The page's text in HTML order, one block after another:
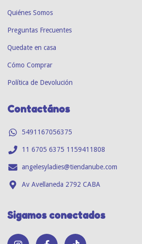
Quiénes Somos
Preguntas Frecuentes
Quedate en casa
Cómo Comprar
Política de Devolución
Contactános
5491167056375
11 6705 6375 1159411808
angelesyladies@tiendanube.com
Av Avellaneda 2792 CABA
Sigamos conectados